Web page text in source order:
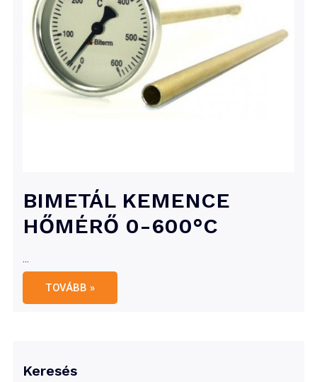
BIMETÁL KEMENCE
HŐMÉRŐ 0-600°C
BIMETÁL
KEMENCE
HŐMÉRŐ
TOVÁBB »
Keresés